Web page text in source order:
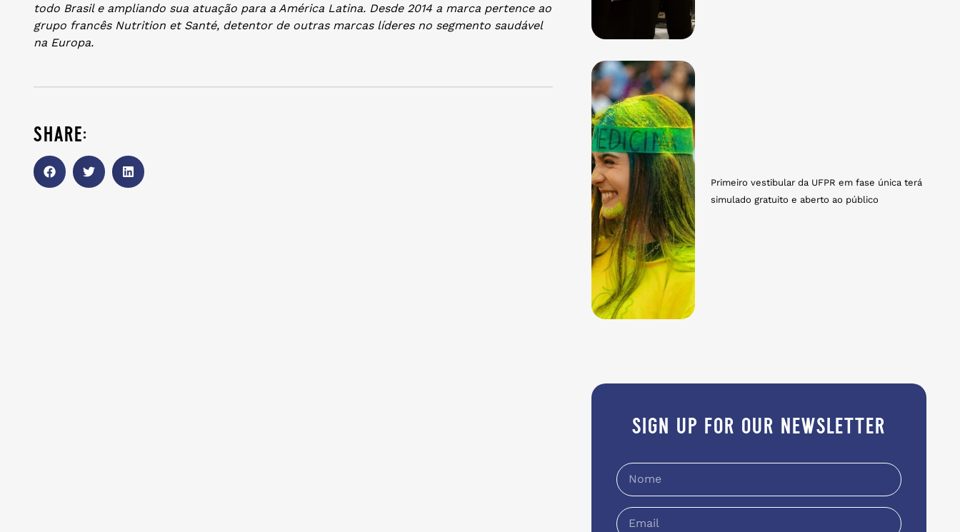
todo Brasil e ampliando sua atuação para a América Latina. Desde 2014 a marca pertence ao
grupo francês Nutrition et Santé, detentor de outras marcas líderes no segmento saudável
na Europa.
share:
Primeiro vestibular da UFPR em fase única terá
simulado gratuito e aberto ao público
sign up for our newsletter